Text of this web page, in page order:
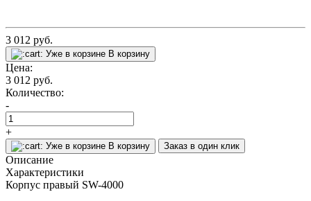
3 012 руб.
Уже в корзине В корзину
Цена:
3 012 руб.
Количество:
-
+
Уже в корзине В корзину Заказ в один клик
Описание
Характеристики
Корпус правый SW-4000